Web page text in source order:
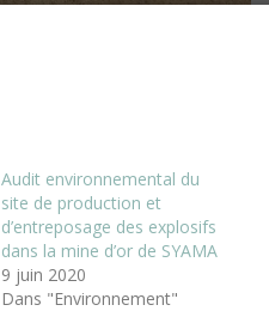
Audit environnemental du
site de production et
d’entreposage des explosifs
dans la mine d’or de SYAMA
9 juin 2020
Dans "Environnement"